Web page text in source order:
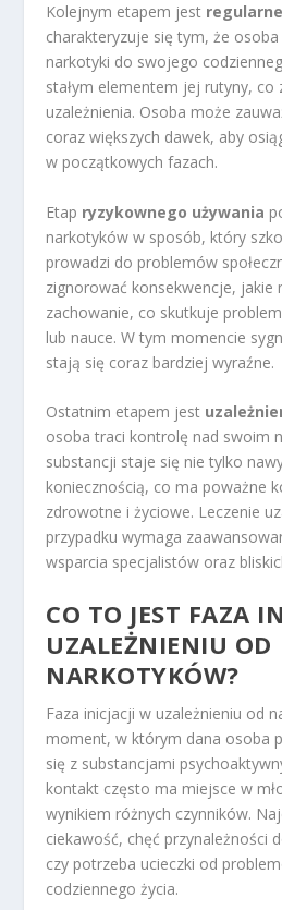
Kolejnym etapem jest
charakteryzuje się tym, że osoba
narkotyki do swojego
stałym elementem jej rutyny, co
uzależnienia. Osoba może
coraz większych dawek, aby
w początkowych fazach.
Etap ryzykownego używania
narkotyków w sposób, który
prowadzi do problemów
zignorować konsekwencje, jakie
zachowanie, co skutkuje
lub nauce. W tym momencie
stają się coraz bardziej wyraźne.
Ostatnim etapem jest
osoba traci kontrolę nad swoim
substancji staje się nie tylko
koniecznością, co ma poważne
zdrowotne i życiowe. Leczenie
przypadku wymaga
wsparcia specjalistów oraz
CO TO JEST FAZA
UZALEŻNIENIU OD
NARKOTYKÓW?
Faza inicjacji w uzależnieniu od
moment, w którym dana osoba
się z substancjami
kontakt często ma miejsce w
wynikiem różnych czynników.
ciekawość, chęć przynależności
czy potrzeba ucieczki od
codziennego życia.